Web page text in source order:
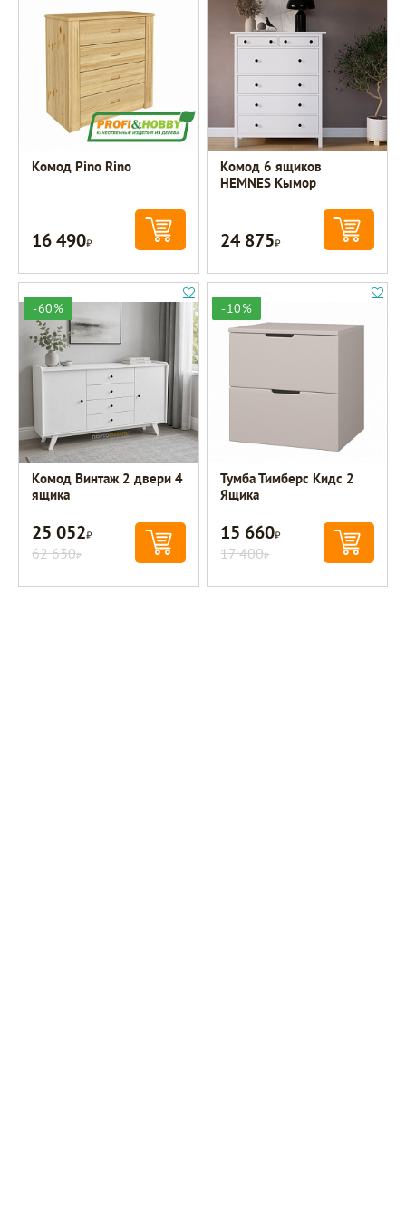
Комод Pino Rino
16 490Р
Комод 6 ящиков
HEMNES Кымор
24 875Р
-60%
Комод Винтаж 2 двери 4
ящика
25 052Р
62 630Р
-10%
Тумба Тимберс Кидс 2
Ящика
15 660Р
17 400Р